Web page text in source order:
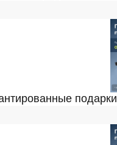
подарки